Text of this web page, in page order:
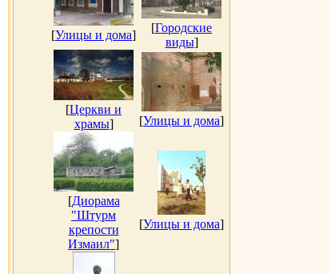
[Улицы и дома]
[Городские
виды]
[Церкви и
храмы] [Улицы и дома]
[Диорама
"Штурм
крепости
Измаил"]
[Улицы и дома]